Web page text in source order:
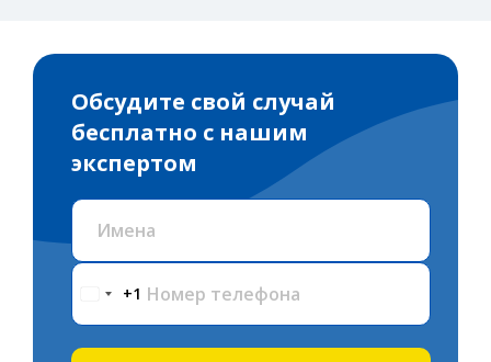
Обсудите свой случай
бесплатно с нашим
экспертом
Имена
Номер телефона
+1